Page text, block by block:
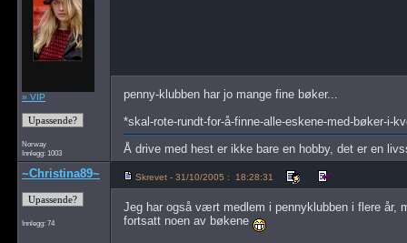
» VIP
Norway
Innlegg: 1003
penny-klubben har jo mange fine bøker...
*skal-rote-rundt-for-å-finne-alle-eskene-med-bøker-i-
Å drive med hest er ikke bare en hobby, det er en
~Christina89~
Innlegg: 74
Skrevet - 31/10/2005 : 18:28:31
Jeg har også vært medlem i pennyklubben i flere år,
fortsatt noen av bøkene